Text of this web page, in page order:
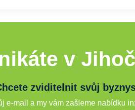
v
zviditelnit svůj
e-mail a my vám zašleme nabídku